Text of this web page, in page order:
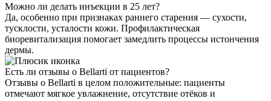
Можно ли делать инъекции в 25 лет?
Да, особенно при признаках раннего старения — сухости,
тусклости, усталости кожи. Профилактическая
биоревитализация помогает замедлить процессы истончения
дермы.
Есть ли отзывы о Bellarti от пациентов?
Отзывы о Bellarti в целом положительные: пациенты
отмечают мягкое увлажнение, отсутствие отёков и